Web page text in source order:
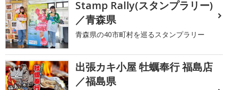
Stamp Rally(スタンプラリー)
／青森県
青森県の40市町村を巡るスタンプラリー
2
出張カキ小屋 牡蠣奉行 福島店
／福島県